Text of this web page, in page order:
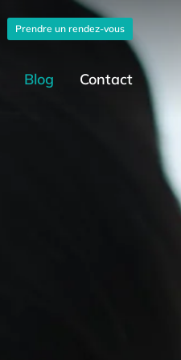
Prendre un rendez-vous
Blog Contact